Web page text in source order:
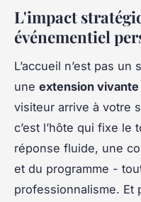
L'impact
événementiel
L’accueil n’est pas un
une extension
visiteur arrive à votre
c’est l’hôte qui fixe
réponse fluide, une
et du programme -
professionnalisme. Et